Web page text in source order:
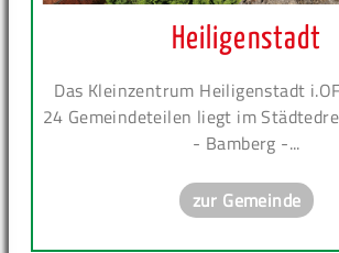
Heiligenstadt
Das Kleinzentrum Heiligenstadt
24 Gemeindeteilen liegt im
- Bamberg -...
zur Gemeinde